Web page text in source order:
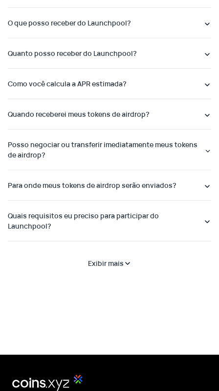
O que posso receber do Launchpool?
Quanto posso receber do Launchpool?
Como você calcula a APR estimada?
Quando receberei meus tokens de airdrop?
Posso negociar ou transferir imediatamente meus tokens
de airdrop?
Para onde meus tokens de airdrop serão enviados?
Quais requisitos eu preciso para participar do
Launchpool?
Exibir mais